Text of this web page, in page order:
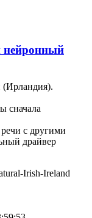
нейронный
(Ирландия).
сначала
речи с другими
драйвер
Irish-Ireland